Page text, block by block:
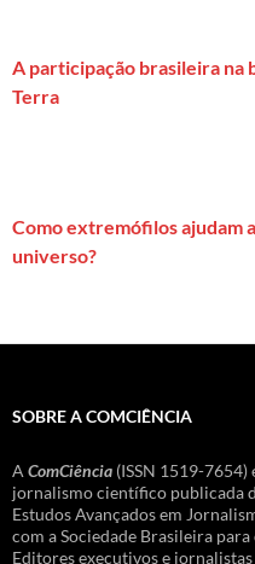
A participação brasileira na
Terra
Como extremófilos ajudam
universo?
SOBRE A COMCIÊNCIA
A ComCiência (ISSN 1519-
jornalismo científico publicada
Estudos Avançados em
com a Sociedade Brasileira
Editores executivos e